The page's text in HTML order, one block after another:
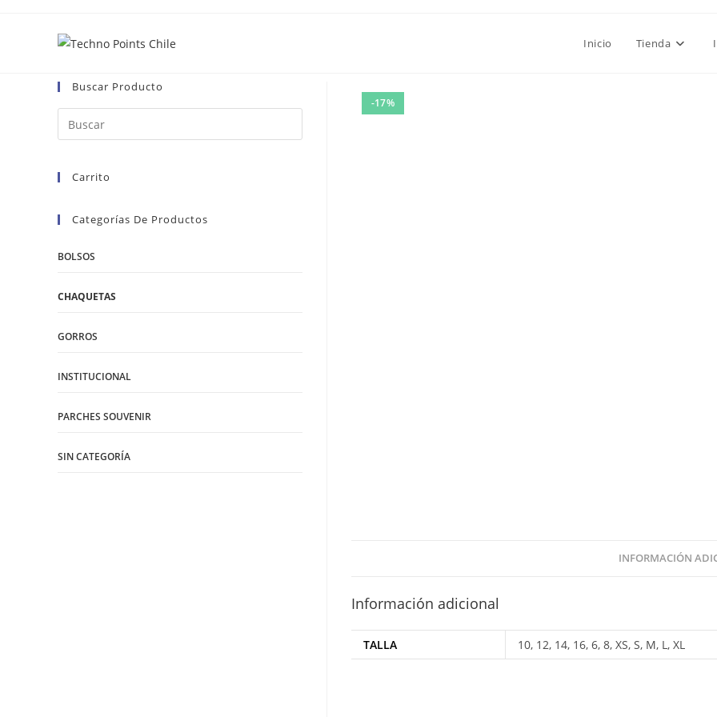
Inicio Tienda
-17%
INFORMACIÓN
Información adicional
TALLA 10, 12, 14, 16, 6, 8, XS, S, M, L, XL
Buscar Producto
Carrito
Categorías De Productos
BOLSOS
CHAQUETAS
GORROS
INSTITUCIONAL
PARCHES SOUVENIR
SIN CATEGORÍA